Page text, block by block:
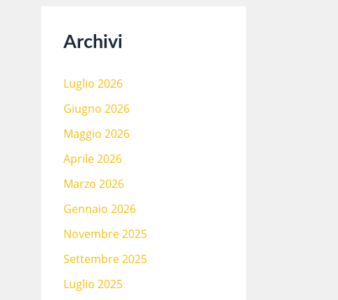
Archivi
Luglio 2026
Giugno 2026
Maggio 2026
Aprile 2026
Marzo 2026
Gennaio 2026
Novembre 2025
Settembre 2025
Luglio 2025